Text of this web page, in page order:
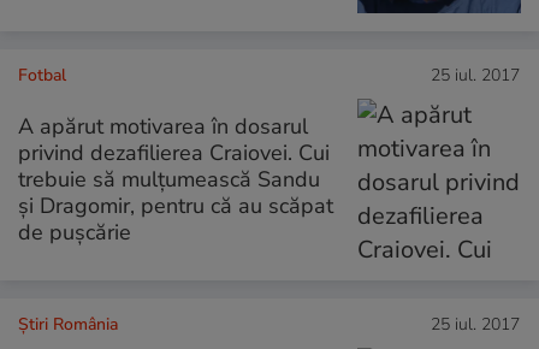
Fotbal 25 iul. 2017
A apărut motivarea în dosarul
privind dezafilierea Craiovei. Cui
trebuie să mulțumească Sandu
și Dragomir, pentru că au scăpat
de pușcărie
Știri România 25 iul. 2017